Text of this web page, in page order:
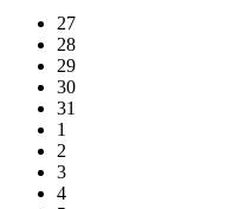
27
28
29
30
31
1
2
3
4